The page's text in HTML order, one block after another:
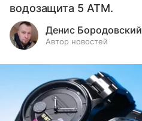
водозащита 5 ATM.
Денис Бородовский
Автор новостей